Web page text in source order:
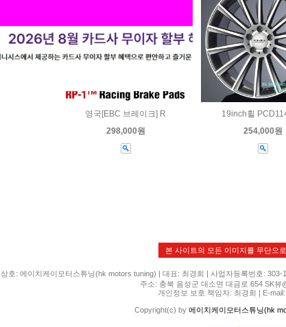
영국[EBC 브레이크] R
298,000원
19inch휠
254,000원
본 사이트의 모든 이미지를 무단으
상호: 에이치케이모터스튜닝(hk motors tuning) | 대표: 최경희 | 사업자등록번호: 303-
주소: 충북 음성군 대소면 대금로 654 SK뷰
개인정보 보호 책임자: 최경희 | E-mail:
Copyright(c) by 에이치케이모터스튜닝(hk